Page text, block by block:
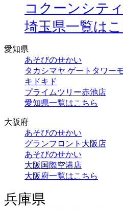
コクーンシテ
埼玉県一覧は
愛知県
あそびのせかい
タカシマヤ ゲートタワー
キドキド
プライムツリー赤池店
愛知県一覧はこちら
大阪府
あそびのせかい
グランフロント大阪店
あそびのせかい
大阪国際空港店
大阪府一覧はこちら
兵庫県